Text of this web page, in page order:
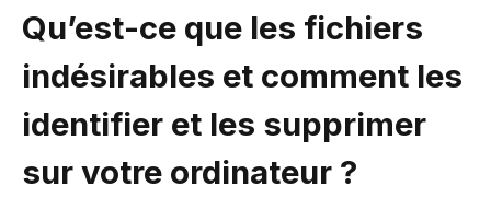
Qu’est-ce que les fichiers
indésirables et comment les
identifier et les supprimer
sur votre ordinateur ?